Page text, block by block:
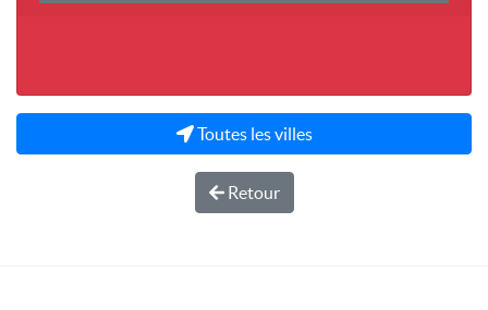
Toutes les villes
Retour